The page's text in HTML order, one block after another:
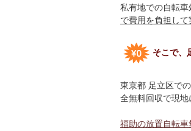
私有地での自転車
で費用を負担し
そこで、
東京都 足立区で
全無料回収で現地
福助の放置自転